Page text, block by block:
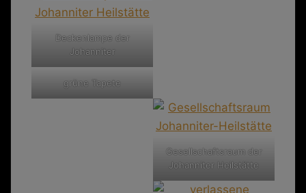
Deckenlampe der
Johanniter
grüne Tapete
Gesellschaftsraum der
Johanniter Heilstätte